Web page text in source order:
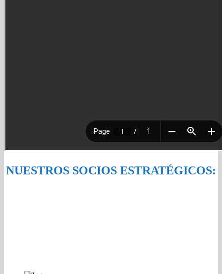
NUESTROS SOCIOS ESTRATÉGICOS: